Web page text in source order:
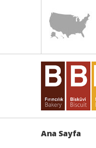
Ana Sayfa